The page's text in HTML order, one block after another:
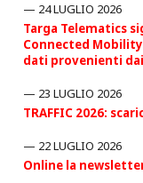
24 LUGLIO 2026
Targa Telematics
Connected
dati provenienti
23 LUGLIO 2026
TRAFFIC 2026:
22 LUGLIO 2026
Online la